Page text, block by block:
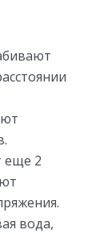
еще 2
вода,